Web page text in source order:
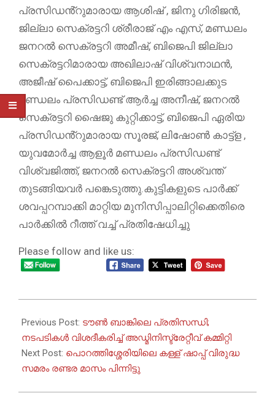
പ്രസിഡൻ്റുമാരായ ആശിഷ് , ജിനു ഗിരിജൻ,
ജില്ലാ സെക്രട്ടറി ശ്രീരാജ് എം എസ്, മണ്ഡലം
ജനറൽ സെക്രട്ടറി അമീഷ്, ബിജെപി ജില്ലാ
സെക്രട്ടറിമാരായ അഖിലാഷ് വിശ്വനാഥൻ,
അജീഷ് പൈക്കാട്ട്, ബിജെപി ഇരിങ്ങാലക്കുട
മണ്ഡലം പ്രസിഡണ്ട് ആർച്ച അനീഷ്, ജനറൽ
സെക്രട്ടറി ഷൈജു കുറ്റിക്കാട്ട്, ബിജെപി ഏരിയ
പ്രസിഡൻ്റുമാരായ സൂരജ്, ലിഷോൺ കാട്ട്ള ,
യുവമോർച്ച ആളൂർ മണ്ഡലം പ്രസിഡണ്ട്
വിശ്വജിത്ത്, ജനറൽ സെക്രട്ടറി അശ്വന്ത്
തുടങ്ങിയവർ പങ്കെടുത്തു.കുട്ടികളുടെ പാർക്ക്
ശവപ്പറമ്പാക്കി മാറ്റിയ മുനിസിപ്പാലിറ്റിക്കെതിരെ
പാർക്കിൽ റീത്ത് വച്ച് പ്രതിഷേധിച്ചു
Please follow and like us:
07-
08
Previous Post: ടൗൺ ബാങ്കിലെ പ്രതിസന്ധി;
നടപടികൾ വിശദീകരിച്ച് അഡ്മിനിസ്ട്രേറ്റീവ് കമ്മിറ്റി
Next Post: പൊറത്തിശ്ശേരിയിലെ കള്ള് ഷാപ്പ് വിരുദ്ധ
സമരം രണ്ടര മാസം പിന്നിട്ടു